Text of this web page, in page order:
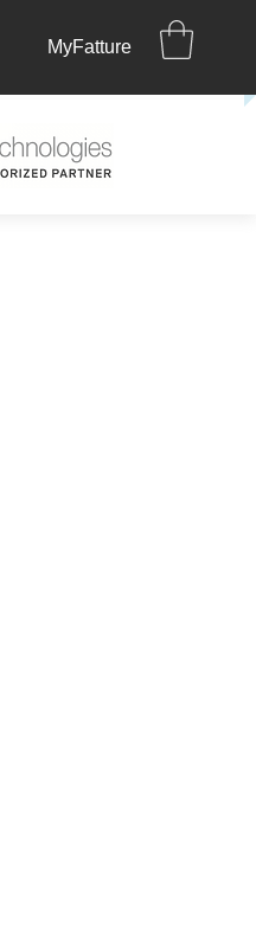
Contatti
MyFatture